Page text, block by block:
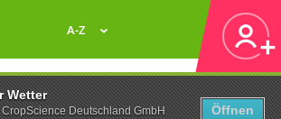
Wetter
CropScience Deutschland GmbH
Öffnen
A-Z